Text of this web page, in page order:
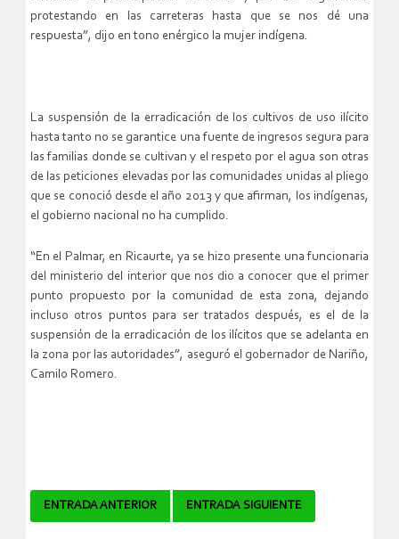
protestando en las carreteras hasta que se nos dé una
respuesta”, dijo en tono enérgico la mujer indígena.
La suspensión de la erradicación de los cultivos de uso ilícito
hasta tanto no se garantice una fuente de ingresos segura para
las familias donde se cultivan y el respeto por el agua son otras
de las peticiones elevadas por las comunidades unidas al pliego
que se conoció desde el año 2013 y que afirman, los indígenas,
el gobierno nacional no ha cumplido.
“En el Palmar, en Ricaurte, ya se hizo presente una funcionaria
del ministerio del interior que nos dio a conocer que el primer
punto propuesto por la comunidad de esta zona, dejando
incluso otros puntos para ser tratados después, es el de la
suspensión de la erradicación de los ilícitos que se adelanta en
la zona por las autoridades”, aseguró el gobernador de Nariño,
Camilo Romero.
Navegador
ENTRADA ANTERIOR ENTRADA SIGUIENTE